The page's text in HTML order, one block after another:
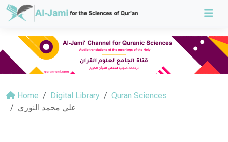
Home Digital Library
Quran Sciences
علي محمد النوري